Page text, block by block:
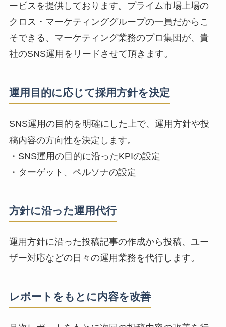
ービスを提供しております。プライム市場上場の
クロス・マーケティンググループの一員だからこ
そできる、マーケティング業務のプロ集団が、貴
社のSNS運用をリードさせて頂きます。
運用目的に応じて採用方針を決定
SNS運用の目的を明確にした上で、運用方針や投
稿内容の方向性を決定します。
・SNS運用の目的に沿ったKPIの設定
・ターゲット、ペルソナの設定
方針に沿った運用代行
運用方針に沿った投稿記事の作成から投稿、ユー
ザー対応などの日々の運用業務を代行します。
レポートをもとに内容を改善